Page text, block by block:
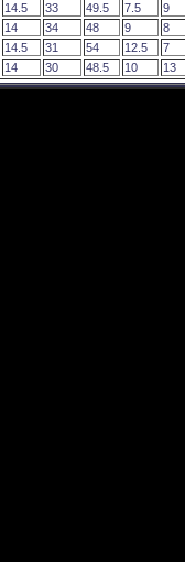
14.5 33 49.5 7.5 9
14 34 48 9 8
14.5 31 54 12.5 7
14 30 48.5 10 13